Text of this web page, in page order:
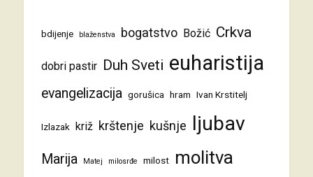
bdijenje blaženstva bogatstvo Božić Crkva
dobri pastir Duh Sveti euharistija
evangelizacija gorušica hram Ivan Krstitelj
Izlazak križ krštenje kušnje ljubav
Marija Matej milosrđe milost molitva